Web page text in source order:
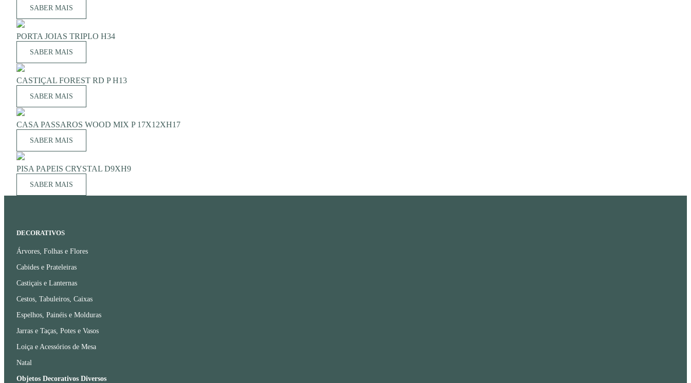
SABER MAIS
PORTA JOIAS TRIPLO H34
SABER MAIS
CASTIÇAL FOREST RD P H13
SABER MAIS
CASA PASSAROS WOOD MIX P 17X12XH17
SABER MAIS
PISA PAPEIS CRYSTAL D9XH9
SABER MAIS
DECORATIVOS
Árvores, Folhas e Flores
Cabides e Prateleiras
Castiçais e Lanternas
Cestos, Tabuleiros, Caixas
Espelhos, Painéis e Molduras
Jarras e Taças, Potes e Vasos
Loiça e Acessórios de Mesa
Natal
Objetos Decorativos Diversos